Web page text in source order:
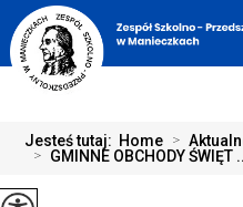
Jesteś tutaj: Home >
> GMINNE OBCHODY ŚWIĘT